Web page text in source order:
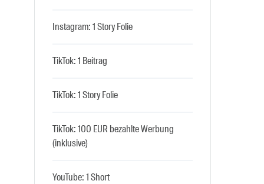
Instagram: 1 Story Folie
TikTok: 1 Beitrag
TikTok: 1 Story Folie
TikTok: 100 EUR bezahlte Werbung
(inklusive)
YouTube: 1 Short